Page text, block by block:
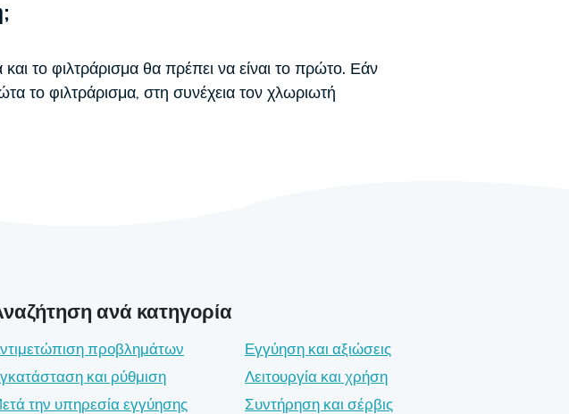
το φιλτράρισμα θα πρέπει να είναι το πρώτο. Εάν
το φιλτράρισμα, στη συνέχεια τον χλωριωτή
ανά κατηγορία
προβλημάτων
Εγγύηση και αξιώσεις
και ρύθμιση
Λειτουργία και χρήση
την υπηρεσία εγγύησης
Συντήρηση και σέρβις